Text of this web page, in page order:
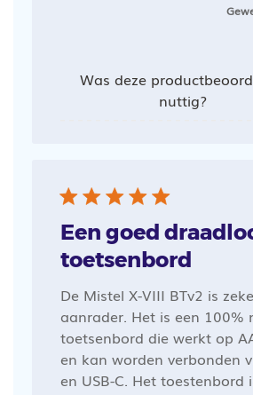
Was deze
nuttig?
Een goed
toetsenbord
De Mistel X-VIII BTv2 is
aanrader. Het is een 100%
toetsenbord die werkt op
en kan worden verbonden
en USB-C. Het toestenbord